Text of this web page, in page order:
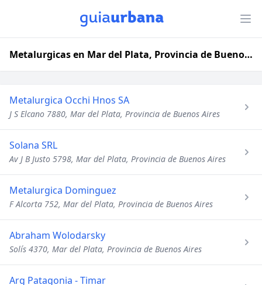
Metalurgicas en Mar del Plata, Provincia de Buenos Aires
Metalurgica Occhi Hnos SA
J S Elcano 7880, Mar del Plata, Provincia de Buenos Aires
Solana SRL
Av J B Justo 5798, Mar del Plata, Provincia de Buenos Aires
Metalurgica Dominguez
F Alcorta 752, Mar del Plata, Provincia de Buenos Aires
Abraham Wolodarsky
Solís 4370, Mar del Plata, Provincia de Buenos Aires
Arg Patagonia - Timar